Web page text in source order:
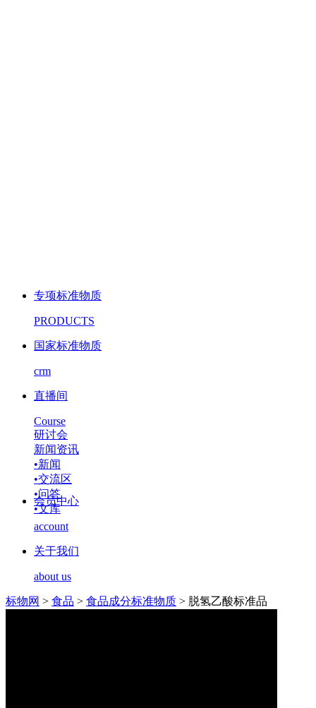
专项标准物质
PRODUCTS
国家标准物质
crm
直播间
Course
研讨会
新闻资讯
•新闻
•交流区
•问答
•文库
会员中心
account
关于我们
about us
标物网 > 食品 > 食品成分标准物质 > 脱氢乙酸标准品